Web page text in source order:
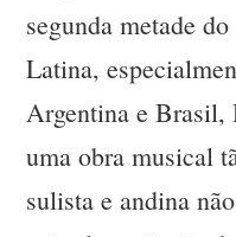
segunda metade
Latina,
Argentina e Brasil,
uma obra musical
sulista e andina